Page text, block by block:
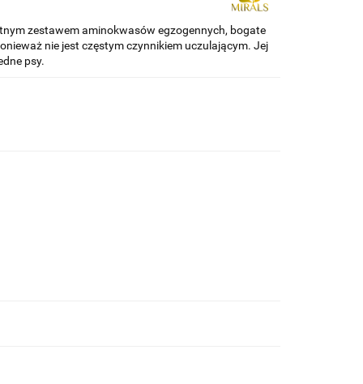
zestawem aminokwasów egzogennych, bogate
nie jest częstym czynnikiem uczulającym. Jej
psy.